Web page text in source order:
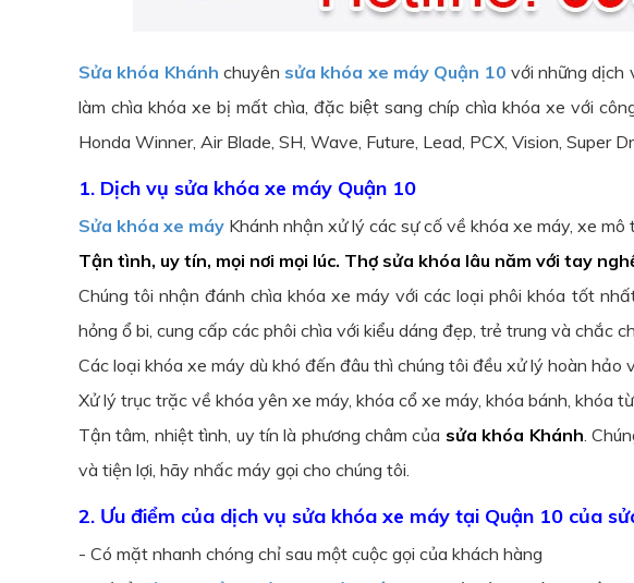
Sửa khóa Khánh chuyên sửa khóa xe máy Quận 10 với những dịch
làm chìa khóa xe bị mất chìa, đặc biệt sang chíp chìa khóa xe với
Honda Winner, Air Blade, SH, Wave, Future, Lead, PCX, Vision, Super
1. Dịch vụ sửa khóa xe máy Quận 10
Sửa khóa xe máy Khánh nhận xử lý các sự cố về khóa xe máy, xe mô
Tận tình, uy tín, mọi nơi mọi lúc. Thợ sửa khóa lâu năm với tay
Chúng tôi nhận đánh chìa khóa xe máy với các loại phôi khóa tốt
hỏng ổ bi, cung cấp các phôi chìa với kiểu dáng đẹp, trẻ trung và chắc
Các loại khóa xe máy dù khó đến đâu thì chúng tôi đều xử lý hoàn hảo
Xử lý trục trặc về khóa yên xe máy, khóa cổ xe máy, khóa bánh, khóa
Tận tâm, nhiệt tình, uy tín là phương châm của sửa khóa Khánh .
và tiện lợi, hãy nhấc máy gọi cho chúng tôi.
2. Ưu điểm của dịch vụ sửa khóa xe máy tại Quận 10 của
- Có mặt nhanh chóng chỉ sau một cuộc gọi của khách hàng